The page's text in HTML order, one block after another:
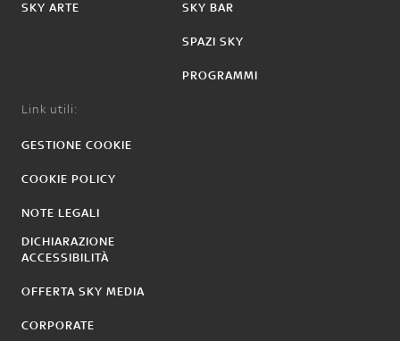
SKY ARTE SKY BAR
SPAZI SKY
PROGRAMMI
Link utili:
GESTIONE COOKIE
COOKIE POLICY
NOTE LEGALI
DICHIARAZIONE
ACCESSIBILITÀ
OFFERTA SKY MEDIA
CORPORATE